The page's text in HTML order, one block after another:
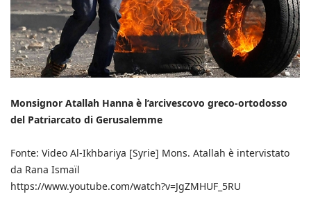
Monsignor Atallah Hanna è l’arcivescovo greco-ortodosso
del Patriarcato di Gerusalemme
Fonte: Video Al-Ikhbariya [Syrie] Mons. Atallah è intervistato
da Rana Ismaïl
https://www.youtube.com/watch?v=JgZMHUF_5RU